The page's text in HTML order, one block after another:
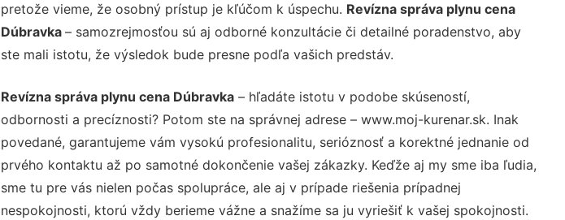
pretože vieme, že osobný prístup je kľúčom k úspechu. Revízna správa plynu cena
Dúbravka – samozrejmosťou sú aj odborné konzultácie či detailné poradenstvo, aby
ste mali istotu, že výsledok bude presne podľa vašich predstáv.
Revízna správa plynu cena Dúbravka– hľadáte istotu v podobe skúseností,
odbornosti a precíznosti? Potom ste na správnej adrese – www.moj-kurenar.sk. Inak
povedané, garantujeme vám vysokú profesionalitu, serióznosť a korektné jednanie od
prvého kontaktu až po samotné dokončenie vašej zákazky. Keďže aj my sme iba ľudia,
sme tu pre vás nielen počas spolupráce, ale aj v prípade riešenia prípadnej
nespokojnosti, ktorú vždy berieme vážne a snažíme sa ju vyriešiť k vašej spokojnosti.